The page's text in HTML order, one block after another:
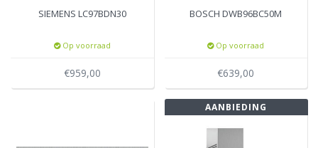
SIEMENS LC97BDN30
Op voorraad
€959,00
BOSCH DWB96BC50M
Op voorraad
€639,00
AANBIEDING